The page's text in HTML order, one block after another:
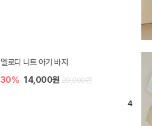
[SIZE ~6Y] 블룸 플리츠 쓰리피스
셋업